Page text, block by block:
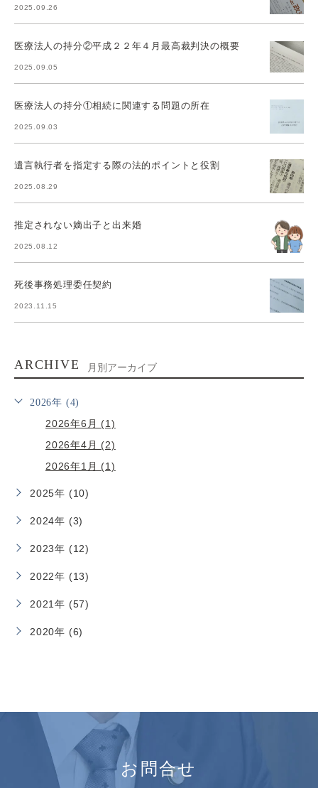
2025.09.26
医療法人の持分②平成２２年４月最高裁判決の概要
2025.09.05
医療法人の持分①相続に関連する問題の所在
2025.09.03
遺言執行者を指定する際の法的ポイントと役割
2025.08.29
推定されない嫡出子と出来婚
2025.08.12
死後事務処理委任契約
2023.11.15
ARCHIVE 月別アーカイブ
2026年 (4)
2026年6月 (1)
2026年4月 (2)
2026年1月 (1)
2025年 (10)
2024年 (3)
2023年 (12)
2022年 (13)
2021年 (57)
2020年 (6)
お問合せ